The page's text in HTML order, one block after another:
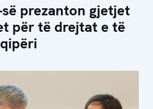
së prezanton gjetjet
për të drejtat e të